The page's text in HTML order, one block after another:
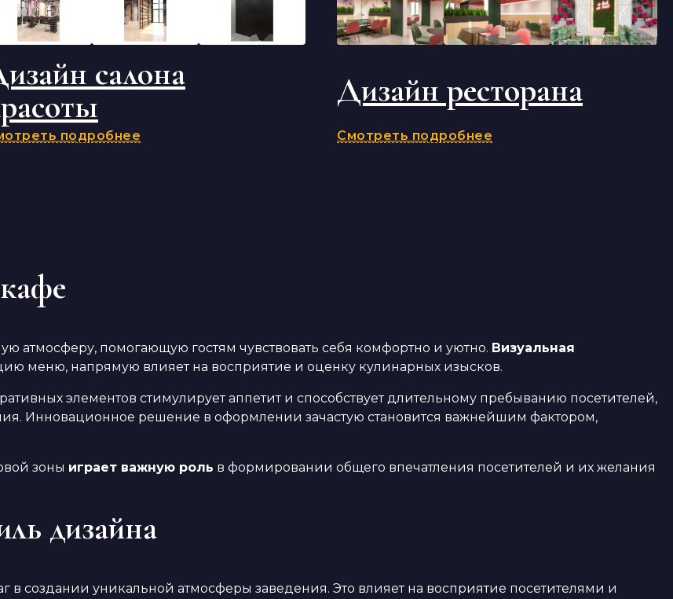
салона
подробнее
Дизайн ресторана
Смотреть подробнее
атмосферу, помогающую гостям чувствовать себя комфортно и уютно. Визуальная
меню, напрямую влияет на восприятие и оценку кулинарных изысков.
элементов стимулирует аппетит и способствует длительному пребыванию посетителей,
Инновационное решение в оформлении зачастую становится важнейшим фактором,
зоны играет важную роль в формировании общего впечатления посетителей и их желания
дизайна
создании уникальной атмосферы заведения. Это влияет на восприятие посетителями и